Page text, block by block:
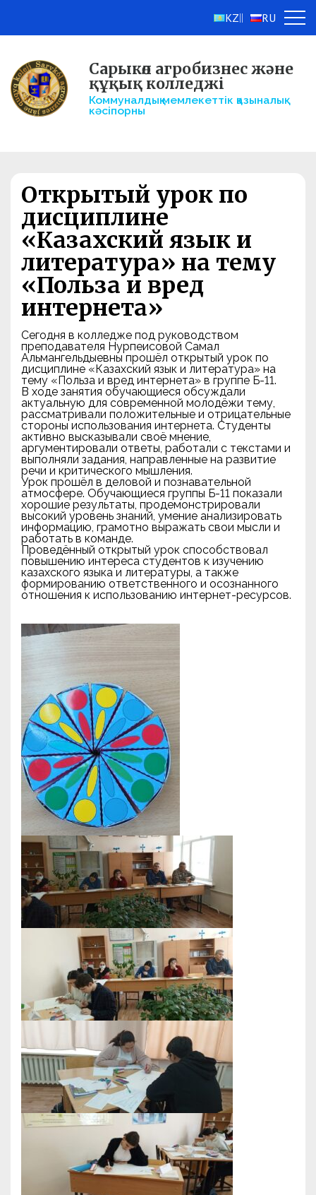
KZ RU
Сарыкөл агробизнес және
құқық колледжі
Коммуналдық мемлекеттік қазыналық
кәсіпорны
Открытый урок по
дисциплине
«Казахский язык и
литература» на тему
«Польза и вред
интернета»
Сегодня в колледже под руководством
преподавателя Нурпеисовой Самал
Альмангельдыевны прошёл открытый урок по
дисциплине «Казахский язык и литература» на
тему «Польза и вред интернета» в группе Б-11.
В ходе занятия обучающиеся обсуждали
актуальную для современной молодёжи тему,
рассматривали положительные и отрицательные
стороны использования интернета. Студенты
активно высказывали своё мнение,
аргументировали ответы, работали с текстами и
выполняли задания, направленные на развитие
речи и критического мышления.
Урок прошёл в деловой и познавательной
атмосфере. Обучающиеся группы Б-11 показали
хорошие результаты, продемонстрировали
высокий уровень знаний, умение анализировать
информацию, грамотно выражать свои мысли и
работать в команде.
Проведённый открытый урок способствовал
повышению интереса студентов к изучению
казахского языка и литературы, а также
формированию ответственного и осознанного
отношения к использованию интернет-ресурсов.